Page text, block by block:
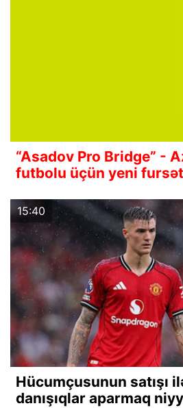
“Asadov Pro Bridge” -
futbolu üçün yeni
15:40
Hücumçusunun satışı
danışıqlar aparmaq